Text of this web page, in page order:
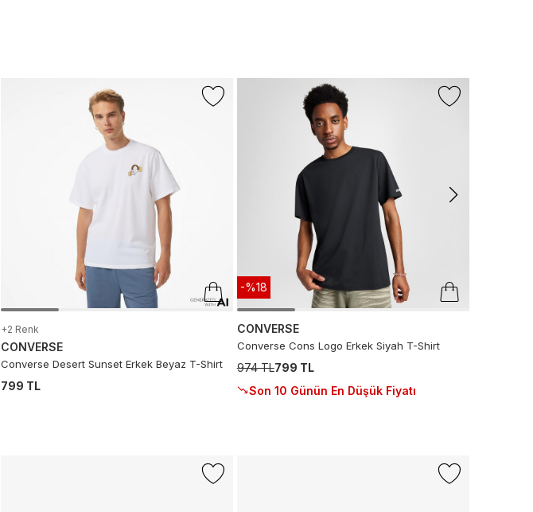
+2 Renk
CONVERSE
Converse Desert Sunset Erkek Beyaz T-Shirt
799 TL
-%18
CONVERSE
Converse Cons Logo Erkek Siyah T-Shirt
974 TL799 TL
Son 10 Günün En Düşük Fiyatı